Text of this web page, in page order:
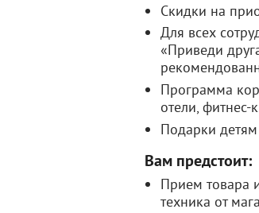
Скидки на
Для всех
«Приведи
Программа
отели,
Подарки
Вам предстоит:
Прием товара
техника от